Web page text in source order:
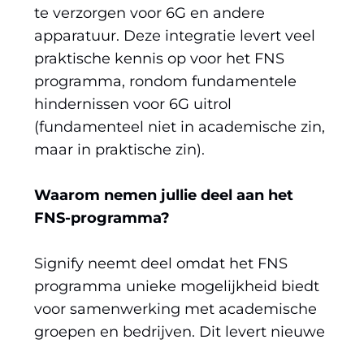
te verzorgen voor 6G en andere
apparatuur. Deze integratie levert veel
praktische kennis op voor het FNS
programma, rondom fundamentele
hindernissen voor 6G uitrol
(fundamenteel niet in academische zin,
maar in praktische zin).
Waarom nemen jullie deel aan het
FNS-programma?
Signify neemt deel omdat het FNS
programma unieke mogelijkheid biedt
voor samenwerking met academische
groepen en bedrijven. Dit levert nieuwe